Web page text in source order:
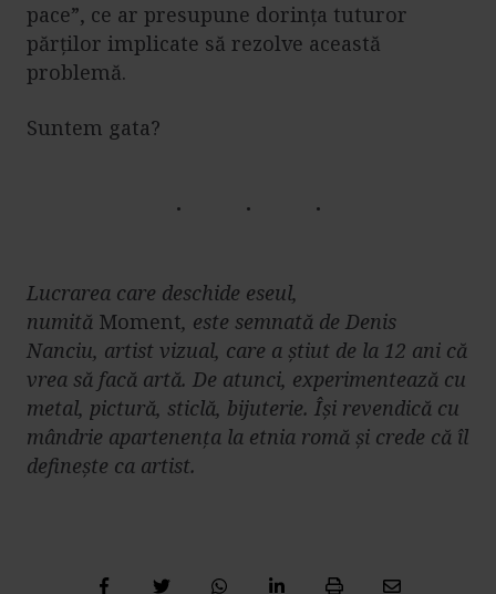
pace”, ce ar presupune dorința tuturor
părților implicate să rezolve această
problemă.
Suntem gata?
Lucrarea care deschide eseul,
numită Moment, este semnată de Denis
Nanciu, artist vizual, care a știut de la 12 ani că
vrea să facă artă. De atunci, experimentează cu
metal, pictură, sticlă, bijuterie. Își revendică cu
mândrie apartenența la etnia romă și crede că îl
definește ca artist.